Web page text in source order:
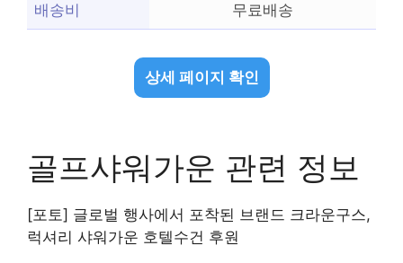
배송비 무료배송
상세 페이지 확인
골프샤워가운 관련 정보
[포토] 글로벌 행사에서 포착된 브랜드 크라운구스,
럭셔리 샤워가운 호텔수건 후원